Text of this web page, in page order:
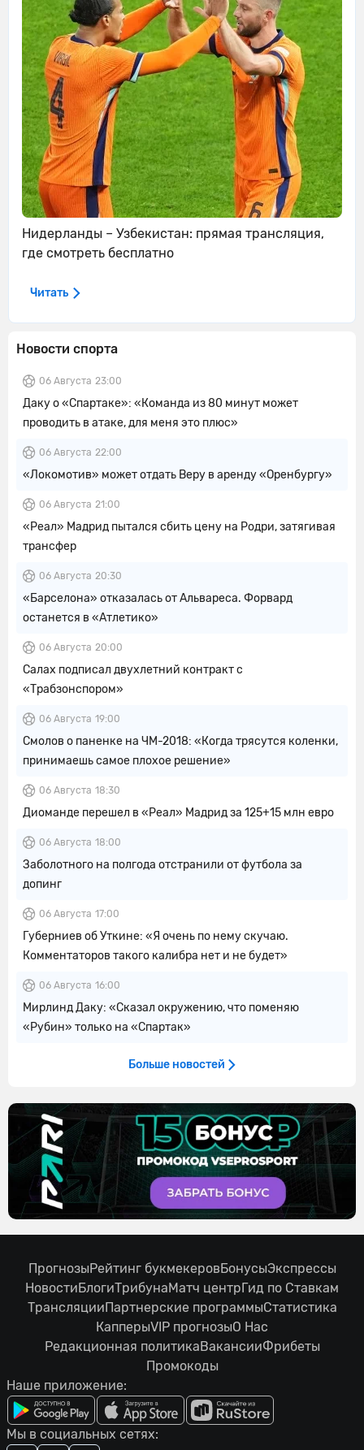
Новости спорта
06 Августа 23:00
Даку о «Спартаке»: «Команда из 80 минут может
проводить в атаке, для меня это плюс»
06 Августа 22:00
«Локомотив» может отдать Веру в аренду «Оренбургу»
06 Августа 21:00
«Реал» Мадрид пытался сбить цену на Родри, затягивая
трансфер
06 Августа 20:30
«Барселона» отказалась от Альвареса. Форвард
останется в «Атлетико»
06 Августа 20:00
Салах подписал двухлетний контракт с
«Трабзонспором»
06 Августа 19:00
Смолов о паненке на ЧМ-2018: «Когда трясутся коленки,
принимаешь самое плохое решение»
06 Августа 18:30
Диоманде перешел в «Реал» Мадрид за 125+15 млн евро
06 Августа 18:00
Заболотного на полгода отстранили от футбола за
допинг
06 Августа 17:00
Губерниев об Уткине: «Я очень по нему скучаю.
Комментаторов такого калибра нет и не будет»
06 Августа 16:00
Мирлинд Даку: «Сказал окружению, что поменяю
«Рубин» только на «Спартак»
Больше новостей
Нидерланды – Узбекистан: прямая трансляция,
где смотреть бесплатно
Читать
Прогнозы Рейтинг букмекеров БонусыЭкспрессы
Новости БлогиТрибуна Матч центр Гид по Ставкам
Трансляции Партнерские программыСтатистика
КапперыVIP прогнозыО Нас
Редакционная политика ВакансииФрибеты
Промокоды
Наше приложение:
Мы в социальных сетях: